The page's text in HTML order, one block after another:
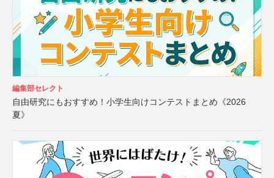
編集部セレクト
自由研究にもおすすめ！小学生向けコンテストまとめ《2026
夏》